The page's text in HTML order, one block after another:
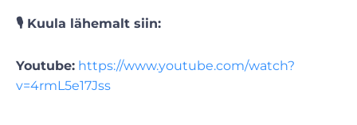
🎙️ Kuula lähemalt siin:
Youtube: https://www.youtube.com/watch?
v=4rmL5e17Jss